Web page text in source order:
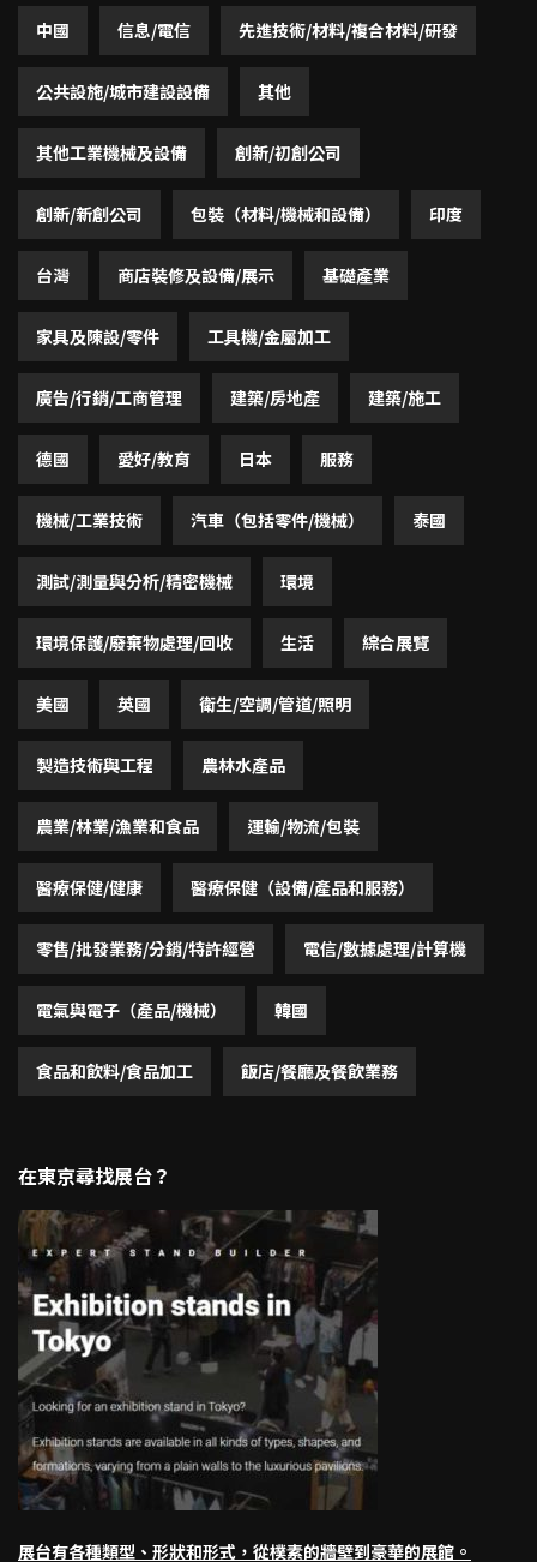
中國 信息/電信 先進技術/材料/複合材料/研發
公共設施/城市建設設備 其他
其他工業機械及設備 創新/初創公司
創新/新創公司 包裝（材料/機械和設備） 印度
台灣 商店裝修及設備/展示 基礎產業
家具及陳設/零件 工具機/金屬加工
廣告/行銷/工商管理 建築/房地產 建築/施工
德國 愛好/教育 日本 服務
機械/工業技術 汽車（包括零件/機械） 泰國
測試/測量與分析/精密機械 環境
環境保護/廢棄物處理/回收 生活 綜合展覽
美國 英國 衛生/空調/管道/照明
製造技術與工程 農林水產品
農業/林業/漁業和食品 運輸/物流/包裝
醫療保健/健康 醫療保健（設備/產品和服務）
零售/批發業務/分銷/特許經營 電信/數據處理/計算機
電氣與電子（產品/機械） 韓國
食品和飲料/食品加工 飯店/餐廳及餐飲業務
在東京尋找展台？
展台有各種類型、形狀和形式，從樸素的牆壁到豪華的展館。